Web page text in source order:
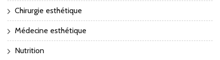
Chirurgie esthétique
Médecine esthétique
Nutrition